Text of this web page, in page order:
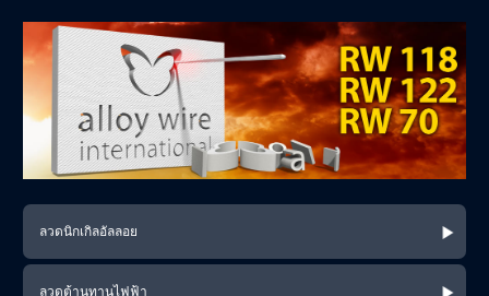
ลวดนิกเกิลอัลลอย
ลวดต้านทานไฟฟ้า